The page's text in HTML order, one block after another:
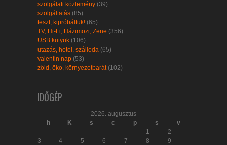
szolgálati közlemény (39)
szolgáltatás (85)
teszt, kipróbáltuk! (65)
TV, Hi-Fi, Házimozi, Zene (356)
USB kütyük (106)
utazás, hotel, szálloda (65)
valentin nap (53)
zöld, öko, környezetbarát(102)
IDŐGÉP
2026. augusztus
h
K s c p s
v
1
2
3
4 5 6 7 8
9